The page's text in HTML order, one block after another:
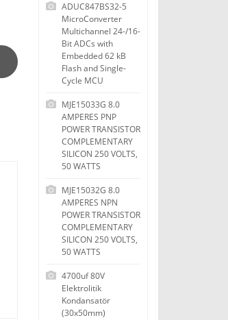
ADUC847BS32-5
MicroConverter
Multichannel 24-/16-
Bit ADCs with
Embedded 62 kB
Flash and Single-
Cycle MCU
MJE15033G 8.0
AMPERES PNP
POWER TRANSISTOR
COMPLEMENTARY
SILICON 250 VOLTS,
50 WATTS
MJE15032G 8.0
AMPERES NPN
POWER TRANSISTOR
COMPLEMENTARY
SILICON 250 VOLTS,
50 WATTS
4700uf 80V
Elektrolitik
Kondansatör
(30x50mm)